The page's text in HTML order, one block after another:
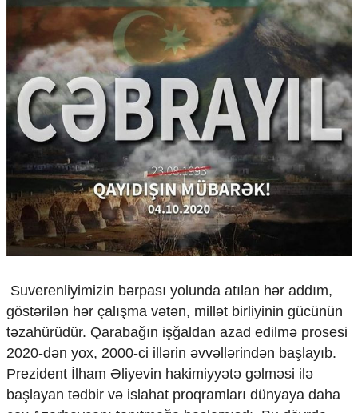
Asiya
Afrika
Çarpaz baxış
Təhlil
Siyasi
Geosiyasi
İqtisadi
Sosioloji
Araşdırma
Multimedia
Foto
Video
Podcast
Humanitar
Elm və təhsil
Mədəniyyət
Diaspor
Yüksəliş hekayəsi
Suverenliyimizin bərpası yolunda atılan hər addım,
göstərilən hər çalışma vətən, millət birliyinin gücünün
təzahürüdür. Qarabağın işğaldan azad edilmə prosesi
2020-dən yox, 2000-ci illərin əvvəllərindən başlayıb.
Prezident İlham Əliyevin hakimiyyətə gəlməsi ilə
başlayan tədbir və islahat proqramları dünyaya daha